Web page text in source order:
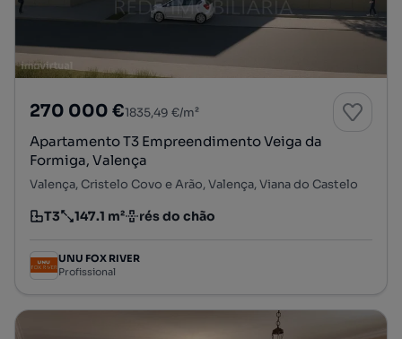
270 000 €1835,49 €/m²
Apartamento T3 Empreendimento Veiga da
Formiga, Valença
Valença, Cristelo Covo e Arão, Valença, Viana do Castelo
Tipologia
T3
Preço por metro quadrado
147.1 m²
Andar rés do chão
UNU FOX RIVER
Profissional